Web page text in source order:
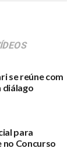
se reúne com
diálago
para
Concurso